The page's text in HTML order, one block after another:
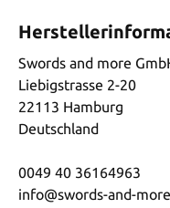
Swords and more
Liebigstrasse 2-20
22113 Hamburg
Deutschland
0049 40 36164963
info@swords-and-